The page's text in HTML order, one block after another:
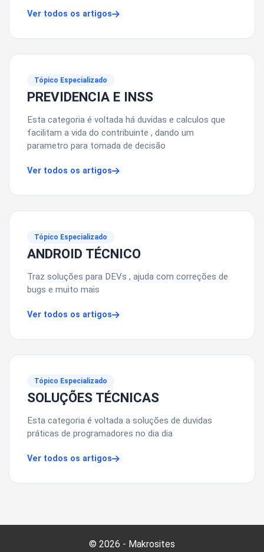
Ver todos os artigos
Tópico Especializado
PREVIDENCIA E INSS
Esta categoria é voltada há duvidas e calculos que
facilitam a vida do contribuinte , dando um
parametro para tomada de decisão
Ver todos os artigos
Tópico Especializado
ANDROID TÉCNICO
Traz soluções para DEVs , ajuda com correções de
bugs e muito mais
Ver todos os artigos
Tópico Especializado
SOLUÇÕES TÉCNICAS
Esta categoria é voltada a soluções de duvidas
práticas de programadores no dia dia
Ver todos os artigos
© 2026 - Makrosites